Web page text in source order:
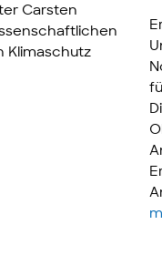
Carsten
Klimaschutz